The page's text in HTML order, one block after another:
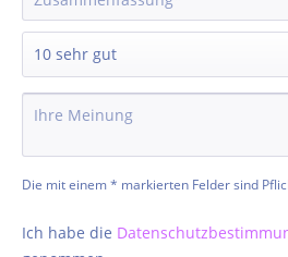
Die mit einem * markierten Felder sind
Ich habe die